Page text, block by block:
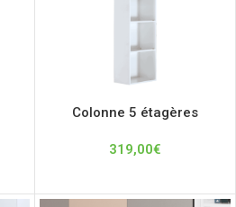
Colonne 5 étagères
319,00€